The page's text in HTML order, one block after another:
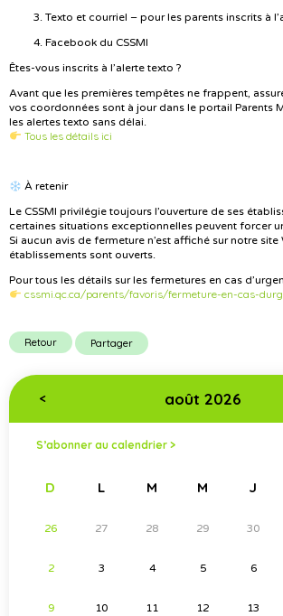
Texto et courriel – pour les parents inscrits à
Facebook du CSSMI
Êtes-vous inscrits à l’alerte texto ?
Avant que les premières tempêtes ne frappent,
vos coordonnées sont à jour dans le portail Parents
les alertes texto sans délai.
Tous les détails ici
À retenir
Le CSSMI privilégie toujours l’ouverture de ses
certaines situations exceptionnelles peuvent forcer
Si aucun avis de fermeture n’est affiché sur notre site
établissements sont ouverts.
Pour tous les détails sur les fermetures en cas
cssmi.qc.ca/parents/favoris/fermeture-en-cas-
Retour Partager
< août 2026
S’abonner au calendrier >
D L M M J
26 27 28 29 30
2 3 4 5 6
9 10 11 12 13